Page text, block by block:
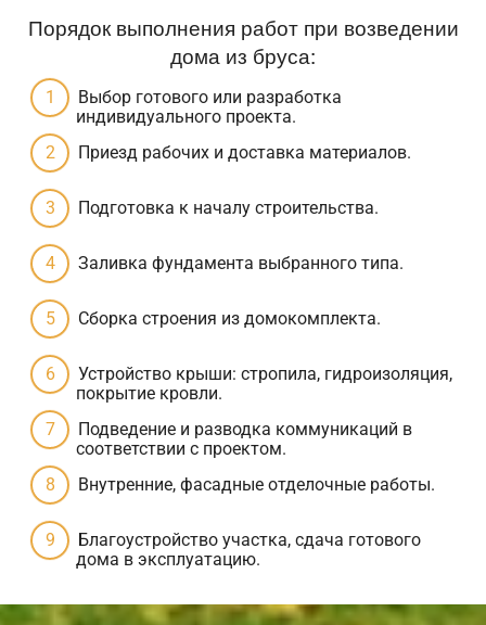
Порядок выполнения работ при возведении
дома из бруса:
Выбор готового или разработка
индивидуального проекта.
Приезд рабочих и доставка материалов.
Подготовка к началу строительства.
Заливка фундамента выбранного типа.
Сборка строения из домокомплекта.
Устройство крыши: стропила, гидроизоляция,
покрытие кровли.
Подведение и разводка коммуникаций в
соответствии с проектом.
Внутренние, фасадные отделочные работы.
Благоустройство участка, сдача готового
дома в эксплуатацию.